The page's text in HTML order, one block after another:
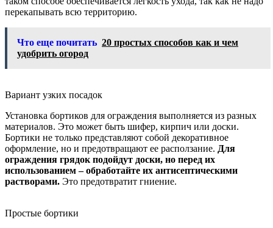
перекапывать всю территорию.
Что еще почитать 20 простых способов как и чем
удобрить огород
Вариант узких посадок
Установка бортиков для ограждения выполняется из разных
материалов. Это может быть шифер, кирпич или доски.
Бортики не только представляют собой декоративное
оформление, но и предотвращают ее расползание. Для
ограждения грядок подойдут доски, но перед их
использованием – обработайте их антисептическими
растворами. Это предотвратит гниение.
Простые бортики